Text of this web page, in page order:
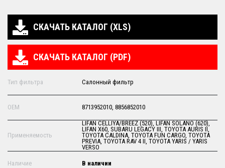
СКАЧАТЬ КАТАЛОГ (XLS)
СКАЧАТЬ КАТАЛОГ (PDF)
Тип фильтра Салонный фильтр
OEM 8713952010, 8856852010
Применяемость
LIFAN CELLIYA/BREEZ (520), LIFAN SOLANO (620),
LIFAN X60, SUBARU LEGACY III, TOYOTA AURIS II,
TOYOTA CALDINA, TOYOTA FUN CARGO, TOYOTA
PREVIA, TOYOTA RAV 4 II, TOYOTA YARIS / YARIS
VERSO
Наличие В наличии